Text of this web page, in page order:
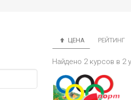
ЦЕНА РЕЙТИНГ
Найдено 2 курсов в 2